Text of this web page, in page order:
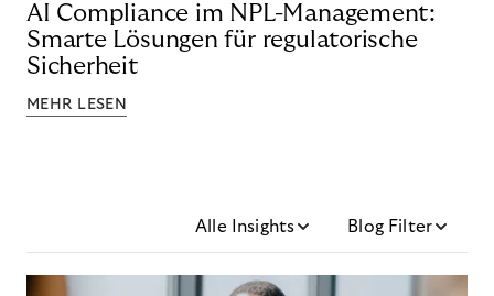
AI Compliance im NPL-Management:
Smarte Lösungen für regulatorische
Sicherheit
MEHR LESEN
Alle Insights Blog Filter